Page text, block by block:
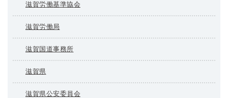
滋賀労働基準協会
滋賀労働局
滋賀国道事務所
滋賀県
滋賀県公安委員会